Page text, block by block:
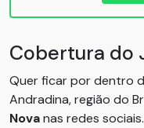
Cobertura do
Quer ficar por dentro
Andradina, região do
Novanas redes